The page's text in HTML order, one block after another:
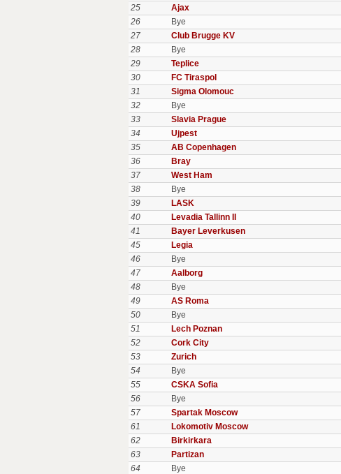
25
Ajax
26
Bye
27
Club Brugge KV
28
Bye
29
Teplice
30
FC Tiraspol
31
Sigma Olomouc
32
Bye
33
Slavia Prague
34
Ujpest
35
AB Copenhagen
36
Bray
37
West Ham
38
Bye
39
LASK
40
Levadia Tallinn II
41
Bayer Leverkusen
45
Legia
46
Bye
47
Aalborg
48
Bye
49
AS Roma
50
Bye
51
Lech Poznan
52
Cork City
53
Zurich
54
Bye
55
CSKA Sofia
56
Bye
57
Spartak Moscow
61
Lokomotiv Moscow
62
Birkirkara
63
Partizan
64
Bye